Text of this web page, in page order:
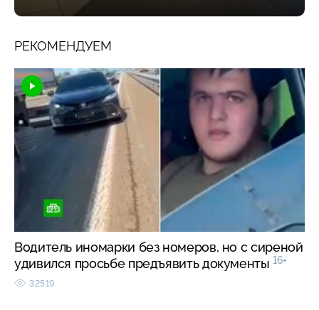
РЕКОМЕНДУЕМ
Водитель иномарки без номеров, но с сиреной
удивился просьбе предъявить документы 16+
32519